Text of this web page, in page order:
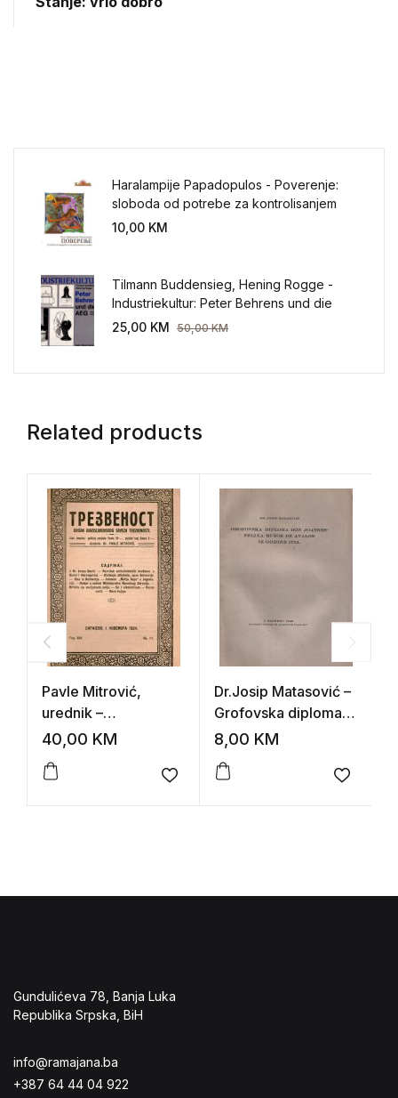
Haralampije Papadopulos - Poverenje:
sloboda od potrebe za kontrolisanjem
sveta
10,00 KM
Tilmann Buddensieg, Hening Rogge -
Industriekultur: Peter Behrens und die
AEG 1907-1914.
25,00 KM 50,00KM
Related products
Pavle Mitrović,
urednik –
Trezvenost, organ
saveza trezvenosti
40,00 KM
Add to wishlist
Dr.Josip Matasović –
Grofovska diploma
Don Joannes Felixa
1734.
8,00 KM
Add to
Gundulićeva 78, Banja Luka
Republika Srpska, BiH
info@ramajana.ba
+387 64 44 04 922